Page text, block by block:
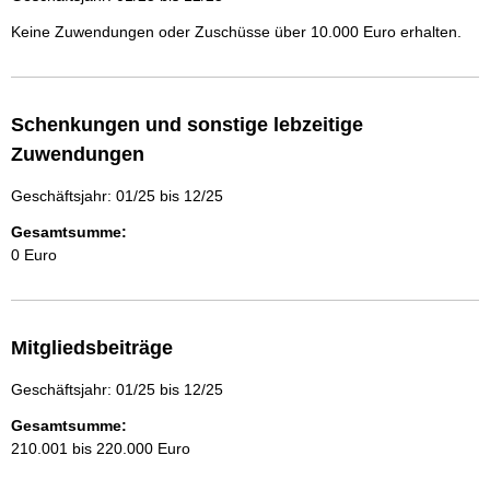
Keine Zuwendungen oder Zuschüsse über 10.000 Euro erhalten.
Schenkungen und sonstige lebzeitige
Zuwendungen
Geschäftsjahr: 01/25 bis 12/25
Gesamtsumme:
0 Euro
Mitgliedsbeiträge
Geschäftsjahr: 01/25 bis 12/25
Gesamtsumme:
210.001 bis 220.000 Euro